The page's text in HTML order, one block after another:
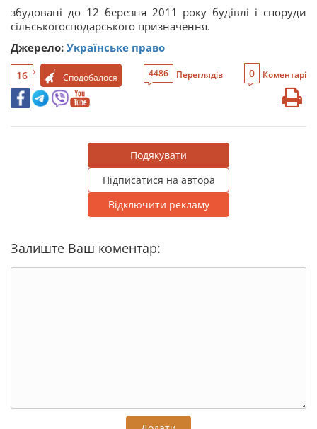
збудовані до 12 березня 2011 року будівлі і споруди
сільськогосподарського призначення.
Джерело: Українське право
16 Сподобалося 4486 Переглядів 0 Коментарі
Подякувати
Підписатися на автора
Відключити рекламу
Залиште Ваш коментар: